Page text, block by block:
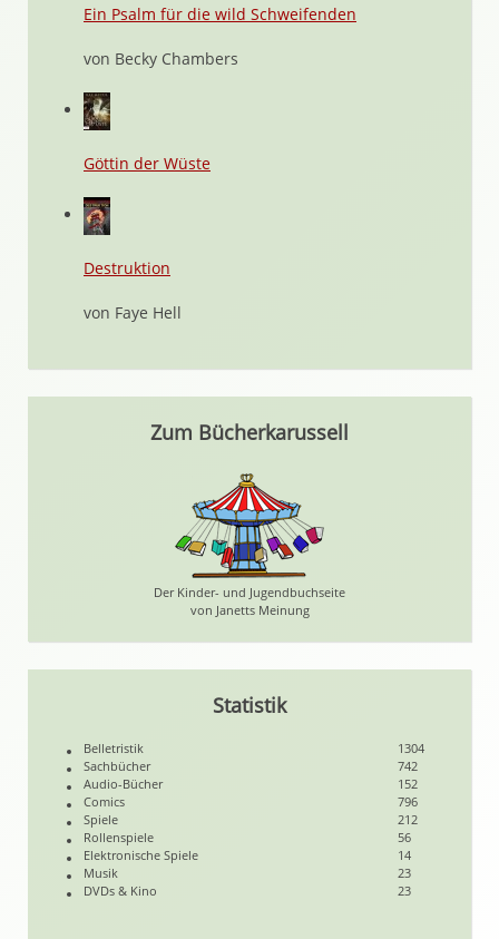
Ein Psalm für die wild Schweifenden
von Becky Chambers
Göttin der Wüste
Destruktion
von Faye Hell
Zum Bücherkarussell
Der Kinder- und Jugendbuchseite
von Janetts Meinung
Statistik
Belletristik
1304
Sachbücher
742
Audio-Bücher
152
Comics
796
Spiele
212
Rollenspiele
56
Elektronische Spiele
14
Musik
23
DVDs & Kino
23